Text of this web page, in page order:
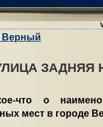
Верный
ЗАДНЯЯ
что о
мест в городе